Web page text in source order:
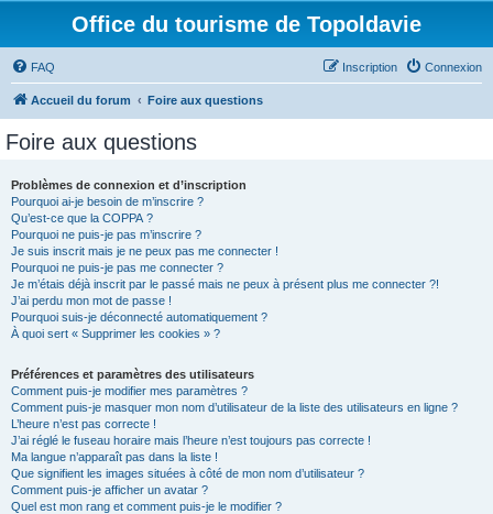
Office du tourisme de Topoldavie
FAQ Connexion
Inscription
Accueil du forum Foire aux questions
Foire aux questions
Problèmes de connexion et d’inscription
Pourquoi ai-je besoin de m’inscrire ?
Qu’est-ce que la COPPA ?
Pourquoi ne puis-je pas m’inscrire ?
Je suis inscrit mais je ne peux pas me connecter !
Pourquoi ne puis-je pas me connecter ?
Je m’étais déjà inscrit par le passé mais ne peux à présent plus me connecter ?!
J’ai perdu mon mot de passe !
Pourquoi suis-je déconnecté automatiquement ?
À quoi sert « Supprimer les cookies » ?
Préférences et paramètres des utilisateurs
Comment puis-je modifier mes paramètres ?
Comment puis-je masquer mon nom d’utilisateur de la liste des utilisateurs en ligne ?
L’heure n’est pas correcte !
J’ai réglé le fuseau horaire mais l’heure n’est toujours pas correcte !
Ma langue n’apparaît pas dans la liste !
Que signifient les images situées à côté de mon nom d’utilisateur ?
Comment puis-je afficher un avatar ?
Quel est mon rang et comment puis-je le modifier ?